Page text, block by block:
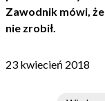
Zawodnik mówi,
nie zrobił.
23 kwiecień 2018